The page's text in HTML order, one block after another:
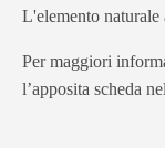
L'elemento naturale
Per maggiori
l’apposita scheda